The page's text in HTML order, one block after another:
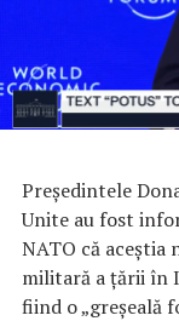
Președintele
Unite au fost
NATO că aceștia
militară a țării în
fiind o „greșeală